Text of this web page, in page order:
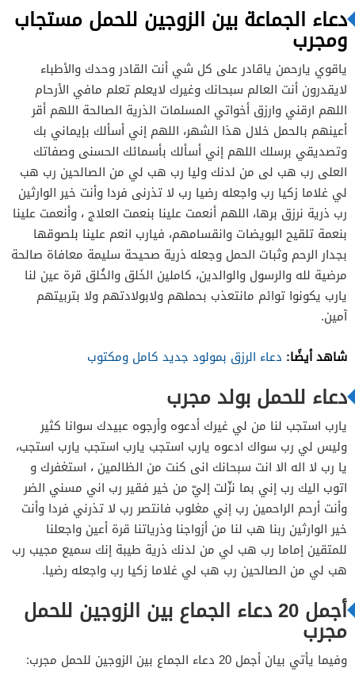
دعاء الجماعة بين الزوجين للحمل مستجاب
ومجرب
ياقوي يارحمن ياقادر على كل شي أنت القادر وحدك والأطباء
لايقدرون أنت العالم سبحانك وغيرك لايعلم تعلم مافي الأرحام
اللهم ارقني وارزق أخواتي المسلمات الذرية الصالحة اللهم أقر
أعينهم بالحمل خلال هذا الشهر، اللهم إني أسألك بإيماني بك
وتصديقي برسلك اللهم إني أسألك بأسمائك الحسنى وصفاتك
العلى رب هب لى من لدنك وليا رب هب لي من الصالحين رب هب
لي غلاما زكيا رب واجعله رضيا رب لا تذرنى فردا وأنت خير الوارثين
رب ذرية نرزق برها، اللهم أنعمت علينا بنعمت العلاج ، وأنعمت علينا
بنعمة تلقيح البويضات وانقسامهم، فيارب انعم علينا بلصوقها
بجدار الرحم وثبات الحمل وجعله ذرية صحيحة سليمة معافاة صالحة
مرضية لله والرسول والوالدين، كاملين الخَلق والخُلق قرة عين لنا
يارب يكونوا توائم مانتعذب بحملهم ولابولادتهم ولا بتربيتهم
آمين.
شاهد أيضًا: دعاء الرزق بمولود جديد كامل ومكتوب
دعاء للحمل بولد مجرب
يارب استجب لنا من لي غيرك أدعوه وأرجوه عبيدك سوانا كثير
وليس لي رب سواك ادعوه يارب استجب يارب استجب يارب استجب،
يا رب لا اله الا انت سبحانك انى كنت من الظالمين ، استغفرك و
اتوب اليك رب إني بما نزّلت إليّ من خير فقير رب اني مسني الضر
وأنت أرحم الراحمين رب إني مغلوب فانتصر رب لا تذرني فردا وأنت
خير الوارثين ربنا هب لنا من أزواجنا وذرياتنا قرة أعين واجعلنا
للمتقين إماما رب هب لي من لدنك ذرية طيبة إنك سميع مجيب رب
هب لي من الصالحين رب هب لي غلاما زكيا رب واجعله رضيا.
أجمل 20 دعاء الجماع بين الزوجين للحمل
مجرب
وفيما يأتي بيان أجمل 20 دعاء الجماع بين الزوجين للحمل مجرب: